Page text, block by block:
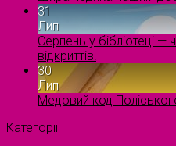
31
Лип
Серпень у бібліотеці
відкриттів!
30
Лип
Медовий код
Категорії